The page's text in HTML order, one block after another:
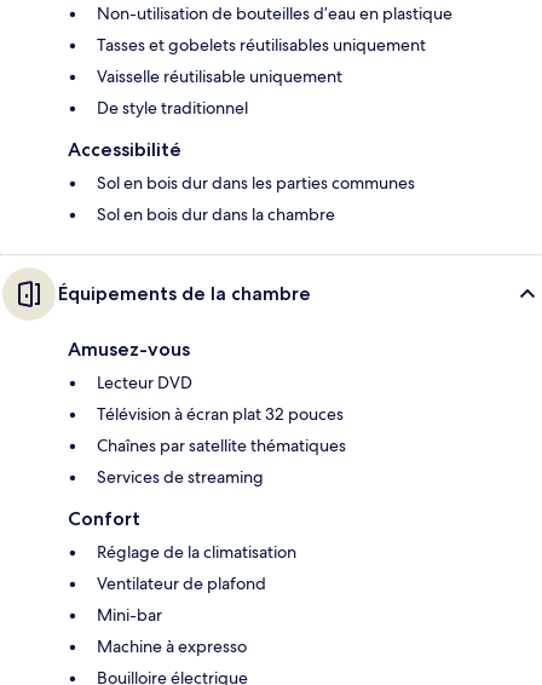
Non-utilisation de bouteilles d’eau en plastique
Tasses et gobelets réutilisables uniquement
Vaisselle réutilisable uniquement
De style traditionnel
Accessibilité
Sol en bois dur dans les parties communes
Sol en bois dur dans la chambre
Équipements de la chambre
Amusez-vous
Lecteur DVD
Télévision à écran plat 32 pouces
Chaînes par satellite thématiques
Services de streaming
Confort
Réglage de la climatisation
Ventilateur de plafond
Mini-bar
Machine à expresso
Bouilloire électrique